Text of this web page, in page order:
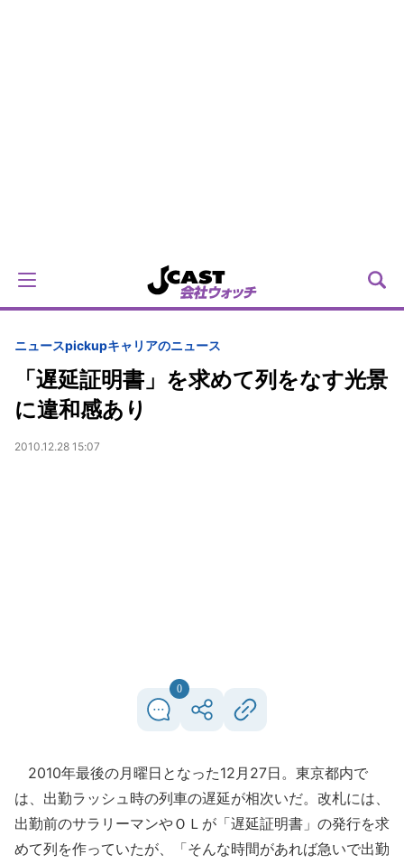
ニュースpickupキャリアのニュース
「遅延証明書」を求めて列をなす光景
に違和感あり
2010.12.28 15:07
0
2010年最後の月曜日となった12月27日。東京都内で
は、出勤ラッシュ時の列車の遅延が相次いだ。改札には、
出勤前のサラリーマンやＯＬが「遅延証明書」の発行を求
めて列を作っていたが、「そんな時間があれば急いで出勤